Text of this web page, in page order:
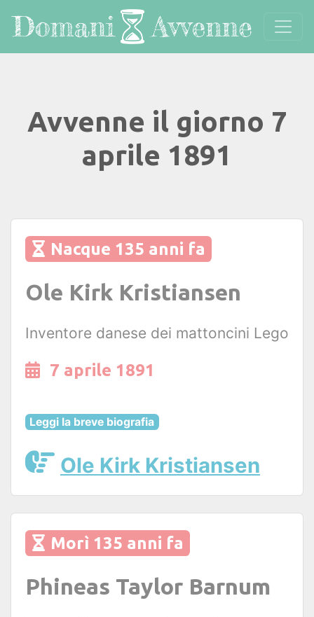
Avvenne il giorno 7
aprile 1891
Nacque 135 anni fa
Ole Kirk Kristiansen
Inventore danese dei mattoncini Lego
7 aprile 1891
Leggi la breve biografia
Ole Kirk Kristiansen
Morì 135 anni fa
Phineas Taylor Barnum